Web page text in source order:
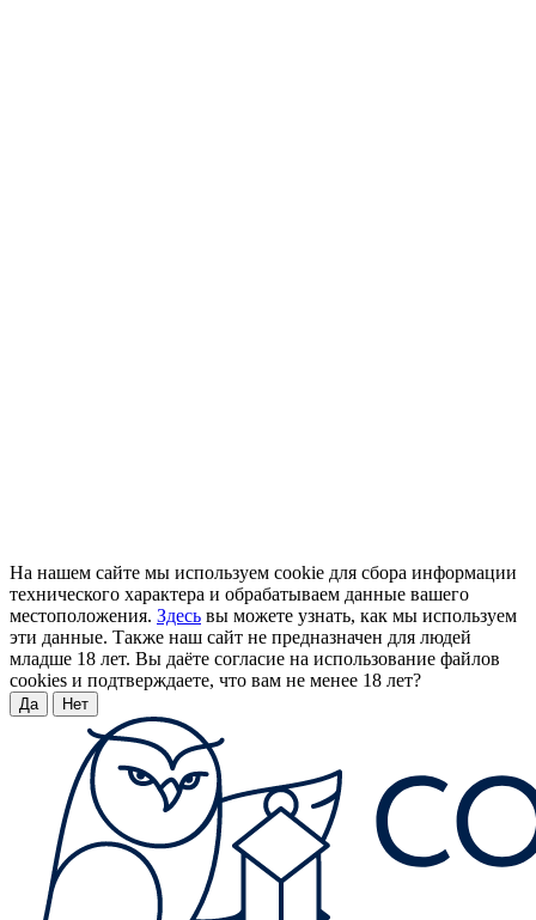
На нашем сайте мы используем cookie для сбора информации
технического характера и обрабатываем данные вашего
местоположения. Здесь вы можете узнать, как мы используем
эти данные. Также наш сайт не предназначен для людей
младше 18 лет. Вы даёте согласие на использование файлов
cookies и подтверждаете, что вам не менее 18 лет?
Да Нет